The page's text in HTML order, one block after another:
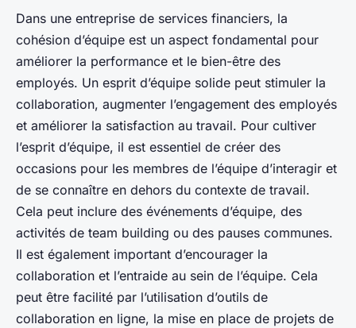
Dans une entreprise de services financiers, la
cohésion d’équipe est un aspect fondamental pour
améliorer la performance et le bien-être des
employés. Un esprit d’équipe solide peut stimuler la
collaboration, augmenter l’engagement des employés
et améliorer la satisfaction au travail. Pour cultiver
l’esprit d’équipe, il est essentiel de créer des
occasions pour les membres de l’équipe d’interagir et
de se connaître en dehors du contexte de travail.
Cela peut inclure des événements d’équipe, des
activités de team building ou des pauses communes.
Il est également important d’encourager la
collaboration et l’entraide au sein de l’équipe. Cela
peut être facilité par l’utilisation d’outils de
collaboration en ligne, la mise en place de projets de